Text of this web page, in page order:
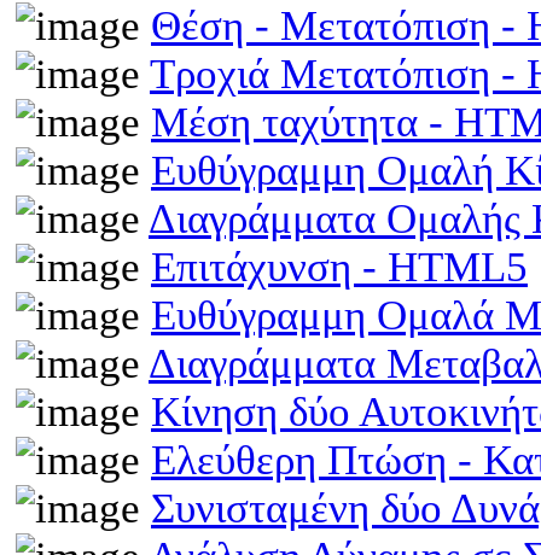
Θέση - Μετατόπιση -
Τροχιά Μετατόπιση -
Μέση ταχύτητα -
Ευθύγραμμη Ομαλή
Διαγράμματα
Επιτάχυνση - HTML5
Ευθύγραμμη Ομαλά
Διαγράμματα
Κίνηση δύο
Ελεύθερη Πτώση -
Συνισταμένη δύο